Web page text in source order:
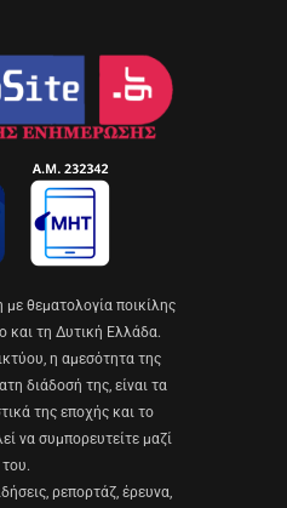
θεματολογία ποικίλης
και τη Δυτική Ελλάδα.
η αμεσότητα της
διάδοσή της, είναι τα
της εποχής και το
να συμπορευτείτε μαζί
του.
ρεπορτάζ, έρευνα,